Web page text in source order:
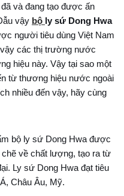
và đang tạo được ấn
vậy bộ ly sứ Dong Hwa
người tiêu dùng Việt Nam
các thị trường nước
hiệu này. Vậy tại sao một
từ thương hiệu nước ngoài
nhiều đến vậy, hãy cùng
bộ ly sứ Dong Hwa được
về chất lượng, tạo ra từ
Ly sứ Dong Hwa đạt tiêu
Châu Âu, Mỹ.